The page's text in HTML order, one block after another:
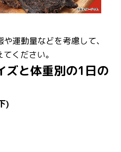
運動量などを考慮して、
ください。
ズと体重別の1日の
)